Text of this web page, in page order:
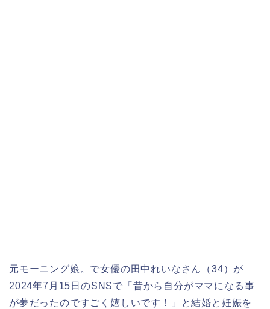
元モーニング娘。で女優の田中れいなさん（34）が
2024年7月15日のSNSで「昔から自分がママになる事
が夢だったのですごく嬉しいです！」と結婚と妊娠を